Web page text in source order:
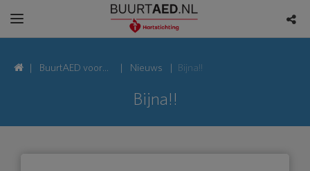
BuurtAED voor
Nieuws Bijna!!
Bijna!!